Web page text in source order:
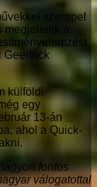
szerepel
a
Geerinck
külföldi
egy
13-án
ahol a Quick-
fontos
válogatottal